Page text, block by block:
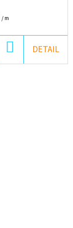
ZÁVODNÍ
/ m
KOŠÍKU
DETAIL